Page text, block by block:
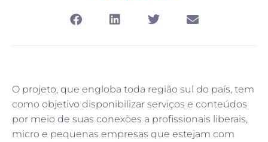
O projeto, que engloba toda região sul do país, tem
como objetivo disponibilizar serviços e conteúdos
por meio de suas conexões a profissionais liberais,
micro e pequenas empresas que estejam com